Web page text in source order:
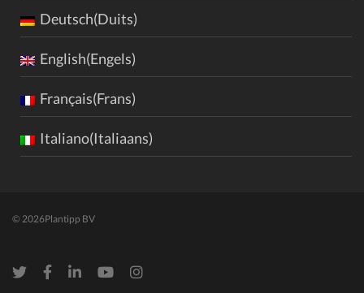
Deutsch(Duits)
English(Engels)
Français(Frans)
Italiano(Italiaans)
© 2026Plantipp BV
TwitterFacebookLinkedInYoutubeInstagram